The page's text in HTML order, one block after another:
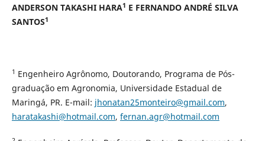
ANDERSON TAKASHI HARA1 E FERNANDO ANDRÉ SILVA
SANTOS1
1 Engenheiro Agrônomo, Doutorando, Programa de Pós-
graduação em Agronomia, Universidade Estadual de
Maringá, PR. E-mail: jhonatan25monteiro@gmail.com,
haratakashi@hotmail.com, fernan.agr@hotmail.com